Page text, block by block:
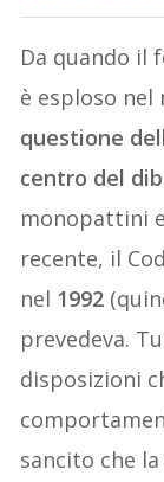
Da quando il
è esploso nel
questione
centro del
monopattini
recente, il
nel 1992
prevedeva.
disposizioni
sancito che